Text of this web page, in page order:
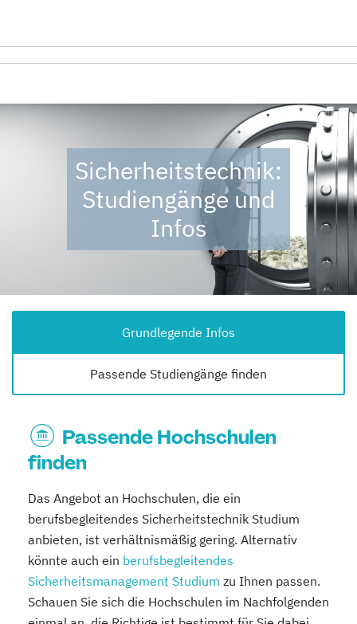
Sicherheitstechnik:
Studiengänge und
Infos
Grundlegende Infos
Passende Studiengänge finden
Passende Hochschulen
finden
Das Angebot an Hochschulen, die ein
berufsbegleitendes Sicherheitstechnik Studium
anbieten, ist verhältnismäßig gering. Alternativ
könnte auch ein berufsbegleitendes
Sicherheitsmanagement Studium zu Ihnen passen.
Schauen Sie sich die Hochschulen im Nachfolgenden